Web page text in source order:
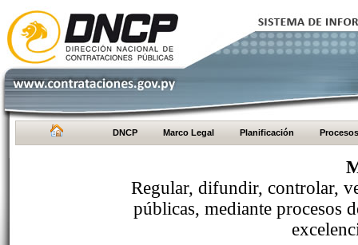
DNCP Marco Legal Planificación Procesos
Regular, difundir, controlar,
públicas, mediante procesos